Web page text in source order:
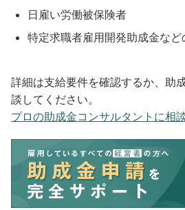
日雇い労働被保険者
特定求職者雇用開発助成金な
詳細は支給要件を確認するか、助
談してください。
プロの助成金コンサルタントに相